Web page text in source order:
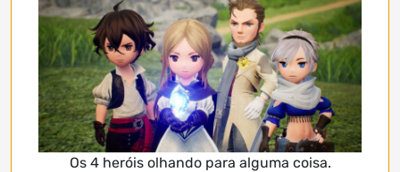
Os 4 heróis olhando para alguma coisa.